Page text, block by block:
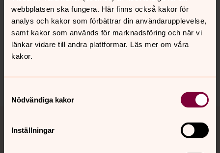
webbplatsen ska fungera. Här finns också kakor för
analys och kakor som förbättrar din användarupplevelse,
samt kakor som används för marknadsföring och när vi
länkar vidare till andra plattformar. Läs mer om våra
kakor.
Nödvändiga kakor
Inställningar
Senast ändrad 18 februari 2026
Synpunkter eller frågor på sidans
innehåll?
medelpadsnorra.pastorat@svenskakyrkan.se
Dela